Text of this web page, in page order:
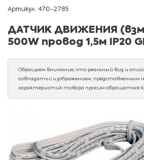
Артикул: 470-2785
ДАТЧИК ДВИЖЕНИЯ
500W провод 1,5м IP20
Обращаем внимание, что реальный вид и
совпадать с изображением, представленным
характеристик товара просим обращаться к